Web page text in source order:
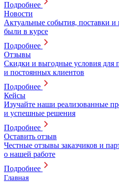
Подробнее
Новости
Актуальные события, поставки и
были в курсе
Подробнее
Отзывы
Скидки и выгодные условия для
и постоянных клиентов
Подробнее
Кейсы
Изучайте наши реализованные
и успешные решения
Подробнее
Оставить отзыв
Честные отзывы заказчиков и
о нашей работе
Подробнее
Главная